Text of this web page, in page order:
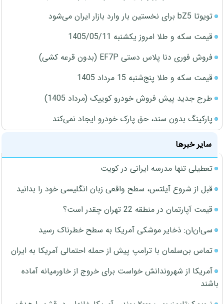
تویوتا bZ5 برای نخستین بار وارد بازار ایران می‌شود
قیمت سکه و طلا امروز یکشنبه 1405/05/11
فروش فوری دنا پلاس دستی EF7P (بدون قرعه کشی)
قیمت سکه و طلا پنج‌شنبه 15 مرداد 1405
طرح جدید پیش فروش خودرو کوییک (مرداد 1405)
پارکینگ بدون سند، حق پارک خودرو ایجاد نمی‌کند
سایر خبرها
تعطیلی تنها مدرسه ایرانی در کویت
قبل از شروع آیلتس، سطح واقعی زبان انگلیسی خود را بدانید
قیمت آپارتمان در منطقه 22 تهران چقدر است؟
سی‌ان‌ان: ذخایر موشکی آمریکا به سطح خطرناک رسید
تماس بن‌سلمان با ترامپ پیش از حمله احتمالی آمریکا به ایران
آمریکا از شهروندانش خواست برای خروج از خاورمیانه آماده
باشند